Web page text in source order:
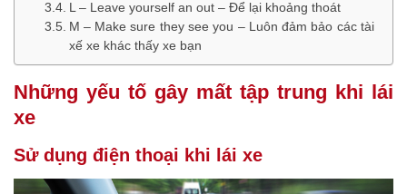
L – Leave yourself an out – Để lại khoảng thoát
M – Make sure they see you – Luôn đảm bảo các tài
xế xe khác thấy xe bạn
Những yếu tố gây mất tập trung khi lái
xe
Sử dụng điện thoại khi lái xe